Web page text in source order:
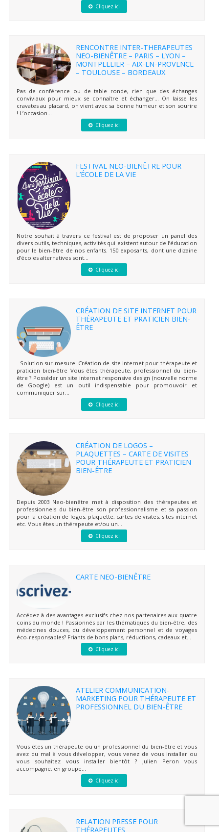
Cliquez ici
RENCONTRE INTER-THERAPEUTES
NEO-BIENÊTRE – PARIS – LYON –
MONTPELLIER – AIX-EN-PROVENCE
– TOULOUSE – BORDEAUX
Pas de conférence ou de table ronde, rien que des échanges
conviviaux pour mieux se connaître et échanger… On laisse les
cravates au placard, on vient avec sa bonne humeur et son sourire
! L’occasion...
Cliquez ici
FESTIVAL NEO-BIENÊTRE POUR
L’ÉCOLE DE LA VIE
Notre souhait à travers ce festival est de proposer un panel des
divers outils, techniques, activités qui existent autour de l’éducation
pour le bien-être de nos enfants. 150 exposants, dont une dizaine
d’écoles alternatives sont...
Cliquez ici
CRÉATION DE SITE INTERNET POUR
THÉRAPEUTE ET PRATICIEN BIEN-
ÊTRE
Solution sur-mesure! Création de site internet pour thérapeute et
praticien bien-être Vous êtes thérapeute, professionnel du bien-
être ? Posséder un site internet responsive design (nouvelle norme
de Google) est un outil indispensable pour promouvoir et
communiquer sur...
Cliquez ici
CRÉATION DE LOGOS –
PLAQUETTES – CARTE DE VISITES
POUR THÉRAPEUTE ET PRATICIEN
BIEN-ÊTRE
Depuis 2003 Neo-bienêtre met à disposition des thérapeutes et
professionnels du bien-être son professionnalisme et sa passion
pour la création de logos, plaquette, cartes de visites, sites internet
etc. Vous êtes un thérapeute et/ou un...
Cliquez ici
CARTE NEO-BIENÊTRE
Accédez à des avantages exclusifs chez nos partenaires aux quatre
coins du monde ! Passionnés par les thématiques du bien-être, des
médecines douces, du développement personnel et de voyages
éco-responsables? Friants de bons plans, réductions, cadeaux et...
Cliquez ici
ATELIER COMMUNICATION-
MARKETING POUR THÉRAPEUTE ET
PROFESSIONNEL DU BIEN-ÊTRE
Vous êtes un thérapeute ou un professionnel du bien-être et vous
avez du mal à vous développer, vous venez de vous installer ou
vous souhaitez vous installer bientôt ? Julien Peron vous
accompagne, en groupe...
Cliquez ici
RELATION PRESSE POUR
THÉRAPEUTES